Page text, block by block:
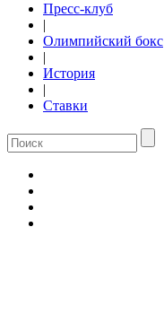
Пресс-клуб
|
Олимпийский бокс
|
История
|
Ставки